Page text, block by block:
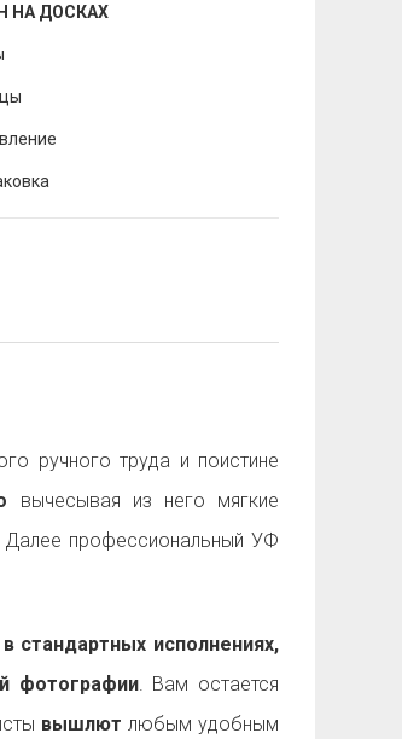
НА ДОСКАХ
ручного труда и поистине
вычесывая из него мягкие
Далее профессиональный УФ
стандартных исполнениях,
фотографии. Вам остается
вышлют любым удобным